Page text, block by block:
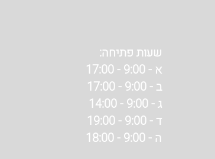
שעות פתיחה:
א - 9:00 - 17:00
ב - 9:00 - 17:00
ג - 9:00 - 14:00
ד - 9:00 - 19:00
ה - 9:00 - 18:00